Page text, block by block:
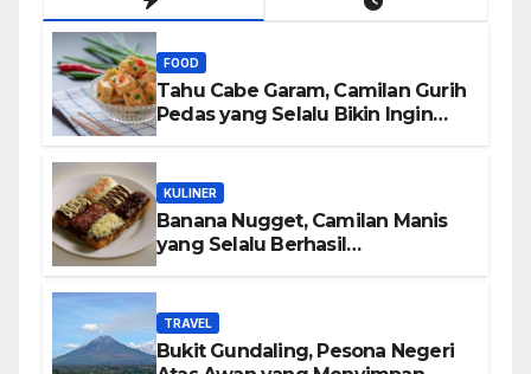
FOOD
Tahu Cabe Garam, Camilan Gurih
Pedas yang Selalu Bikin Ingin
KULINER
Banana Nugget, Camilan Manis
yang Selalu Berhasil
TRAVEL
Bukit Gundaling, Pesona Negeri